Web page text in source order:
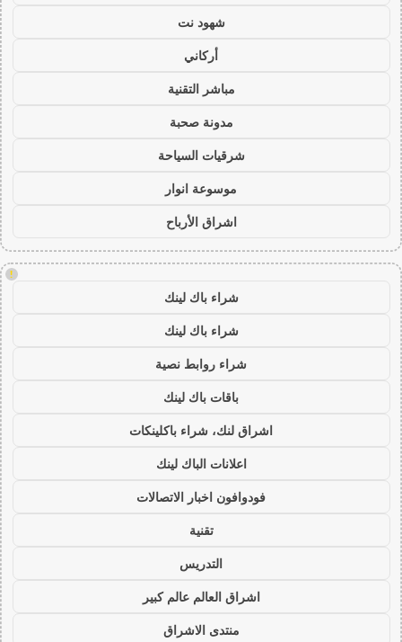
شهود نت
أركاني
مباشر التقنية
مدونة صحبة
شرقيات السياحة
موسوعة انوار
اشراق الأرباح
!
شراء باك لينك
شراء باك لينك
شراء روابط نصية
باقات باك لينك
اشراق لنك، شراء باكلينكات
اعلانات الباك لينك
فودوافون اخبار الاتصالات
تقنية
التدريس
اشراق العالم عالم كبير
منتدى الاشراق